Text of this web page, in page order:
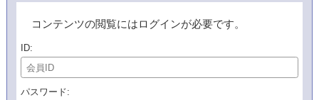
コンテンツの閲覧にはログインが必要です。
ID
パスワード